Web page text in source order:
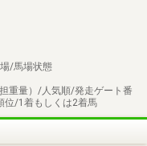
/馬場状態
重量）/人気順/発走ゲート番
位/1着もしくは2着馬